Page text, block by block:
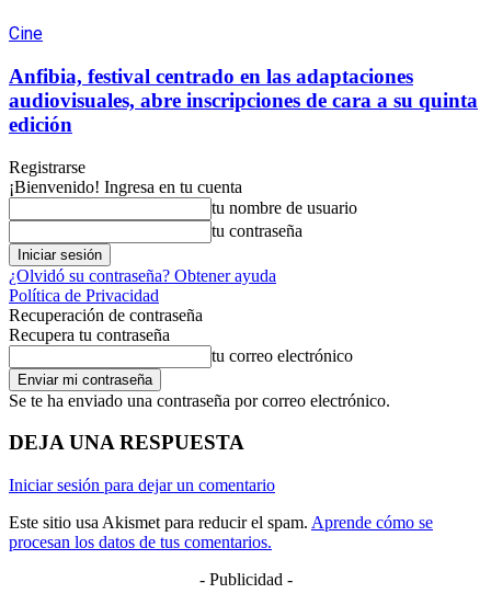
Cine
Anfibia, festival centrado en las adaptaciones
audiovisuales, abre inscripciones de cara a su quinta
edición
Registrarse
¡Bienvenido! Ingresa en tu cuenta
tu nombre de usuario
tu contraseña
¿Olvidó su contraseña? Obtener ayuda
Política de Privacidad
Recuperación de contraseña
Recupera tu contraseña
tu correo electrónico
Se te ha enviado una contraseña por correo electrónico.
DEJA UNA RESPUESTA
Iniciar sesión para dejar un comentario
Este sitio usa Akismet para reducir el spam. Aprende cómo se
procesan los datos de tus comentarios.
- Publicidad -